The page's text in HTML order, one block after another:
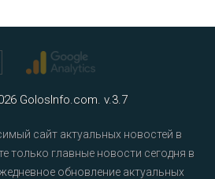
GolosInfo.com. v.3.7
сайт актуальных новостей в
только главные новости сегодня в
обновление актуальных